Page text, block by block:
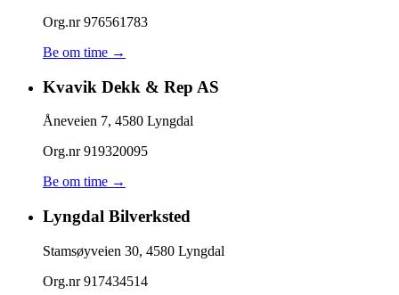
Org.nr976561783
Be om time →
Kvavik Dekk & Rep AS
Åneveien 7, 4580 Lyngdal
Org.nr919320095
Be om time →
Lyngdal Bilverksted
Stamsøyveien 30, 4580 Lyngdal
Org.nr917434514